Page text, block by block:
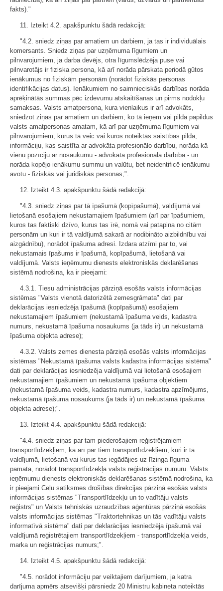
fakts)."
11. Izteikt 4.2. apakšpunktu šādā redakcijā:
"4.2. sniedz ziņas par amatiem un darbiem, ja tas ir individuālais
komersants. Sniedz ziņas par uzņēmuma līgumiem un
pilnvarojumiem, ja darba devējs, otra līgumslēdzēja puse vai
pilnvarotājs ir fiziska persona, kā arī norāda pārskata periodā gūtos
ienākumus no fiziskām personām (norādot fiziskās personas
identifikācijas datus). Ienākumiem no saimnieciskās darbības norāda
aprēķinātās summas pēc izdevumu atskaitīšanas un pirms nodokļu
samaksas. Valsts amatpersona, kura vienlaikus ir arī advokāts,
sniedzot ziņas par amatiem un darbiem, ko tā ieņem vai pilda papildus
valsts amatpersonas amatam, kā arī par uzņēmuma līgumiem vai
pilnvarojumiem, kurus tā veic vai kuros noteiktās saistības pilda,
informāciju, kas saistīta ar advokāta profesionālo darbību, norāda kā
vienu pozīciju ar nosaukumu - advokāta profesionālā darbība - un
norāda kopējo ienākumu summu un valūtu, bet neidentificē ienākumu
avotu - fiziskās vai juridiskās personas;".
12. Izteikt 4.3. apakšpunktu šādā redakcijā:
"4.3. sniedz ziņas par tā īpašumā (kopīpašumā), valdījumā vai
lietošanā esošajiem nekustamajiem īpašumiem (arī par īpašumiem,
kuros tas faktiski dzīvo, kurus tas īrē, nomā vai patapina no citām
personām un kuri ir tā valdījumā sakarā ar nodibināto aizbildnību vai
aizgādnību), norādot īpašuma adresi. Izdara atzīmi par to, vai
nekustamais īpašums ir īpašumā, kopīpašumā, lietošanā vai
valdījumā. Valsts ieņēmumu dienests elektroniskās deklarēšanas
sistēmā nodrošina, ka ir pieejami:
4.3.1. Tiesu administrācijas pārziņā esošās valsts informācijas
sistēmas "Valsts vienotā datorizētā zemesgrāmata" dati par
deklarācijas iesniedzēja īpašumā (kopīpašumā) esošajiem
nekustamajiem īpašumiem (nekustamā īpašuma veids, kadastra
numurs, nekustamā īpašuma nosaukums (ja tāds ir) un nekustamā
īpašuma objekta adrese);
4.3.2. Valsts zemes dienesta pārziņā esošās valsts informācijas
sistēmas "Nekustamā īpašuma valsts kadastra informācijas sistēma"
dati par deklarācijas iesniedzēja valdījumā vai lietošanā esošajiem
nekustamajiem īpašumiem un nekustamā īpašuma objektiem
(nekustamā īpašuma veids, kadastra numurs, kadastra apzīmējums,
nekustamā īpašuma nosaukums (ja tāds ir) un nekustamā īpašuma
objekta adrese);".
13. Izteikt 4.4. apakšpunktu šādā redakcijā:
"4.4. sniedz ziņas par tam piederošajiem reģistrējamiem
transportlīdzekļiem, kā arī par tiem transportlīdzekļiem, kuri ir tā
valdījumā, lietošanā vai kurus tas iegādājies uz līzinga līguma
pamata, norādot transportlīdzekļa valsts reģistrācijas numuru. Valsts
ieņēmumu dienests elektroniskās deklarēšanas sistēmā nodrošina, ka
ir pieejami Ceļu satiksmes drošības direkcijas pārziņā esošās valsts
informācijas sistēmas "Transportlīdzekļu un to vadītāju valsts
reģistrs" un Valsts tehniskās uzraudzības aģentūras pārziņā esošās
valsts informācijas sistēmas "Traktortehnikas un tās vadītāju valsts
informatīvā sistēma" dati par deklarācijas iesniedzēja īpašumā vai
valdījumā reģistrētajiem transportlīdzekļiem - transportlīdzekļa veids,
marka un reģistrācijas numurs;".
14. Izteikt 4.5. apakšpunktu šādā redakcijā:
"4.5. norādot informāciju par veiktajiem darījumiem, ja katra
darījuma apmērs atsevišķi pārsniedz 20 Ministru kabineta noteiktās